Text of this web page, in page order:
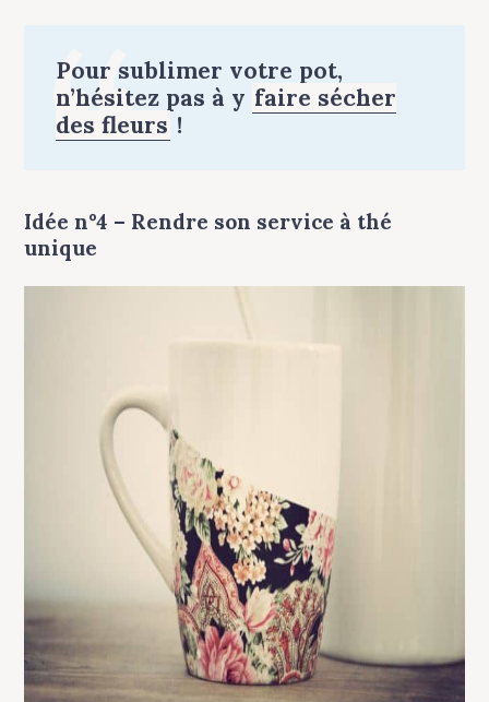
Pour sublimer votre pot,
n’hésitez pas à y faire sécher
des fleurs !
Idée n°4 – Rendre son service à thé
unique